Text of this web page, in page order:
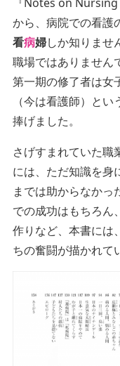
から、病院での看護
看病婦しか知りませ
職場ではありません
第一期の修了者は女
（今は看護師）と
捧げました。
さげすまれていた職
には、ただ知識を身
までは助からなかっ
での成功はもちろん
作りなど、本書には
ちの奮闘が描かれて